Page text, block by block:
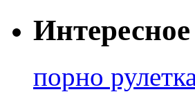
Интересное
порно